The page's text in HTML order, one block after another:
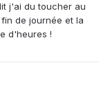
j'ai du toucher au
de journée et la
d'heures !